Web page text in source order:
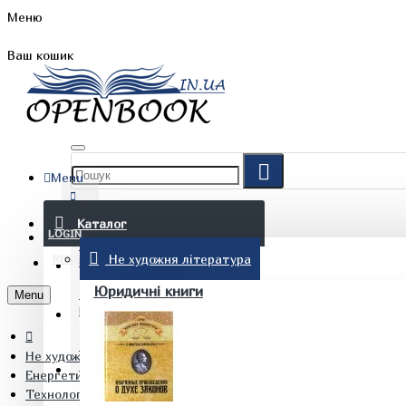
Меню
Ваш кошик
БЛОГ
КОНТАКТИ
(097) 015 28 90
Menu
Каталог
Не художня література
Юридичні книги
LOGIN
REGISTER
Menu
Не художня література
Енергетика. Будівництво. Промисловість
Технологія керамічних будівельних матеріалів